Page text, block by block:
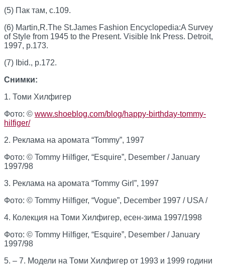
(5) Пак там, с.109.
(6) Martin,R.The St.James Fashion Encyclopedia:A Survey
of Style from 1945 to the Present. Visible Ink Press. Detroit,
1997, p.173.
(7) Ibid., p.172.
Снимки:
1. Томи Хилфигер
Фото: © www.shoeblog.com/blog/happy-birthday-tommy-
hilfiger/
2. Реклама на аромата “Tommy”, 1997
Фото: © Tommy Hilfiger, “Esquire”, Desember / January
1997/98
3. Реклама на аромата “Tommy Girl”, 1997
Фото: © Tommy Hilfiger, “Vogue”, December 1997 / USA /
4. Колекция на Томи Хилфигер, есен-зима 1997/1998
Фото: © Tommy Hilfiger, “Esquire”, Desember / January
1997/98
5. – 7. Модели на Томи Хилфигер от 1993 и 1999 години